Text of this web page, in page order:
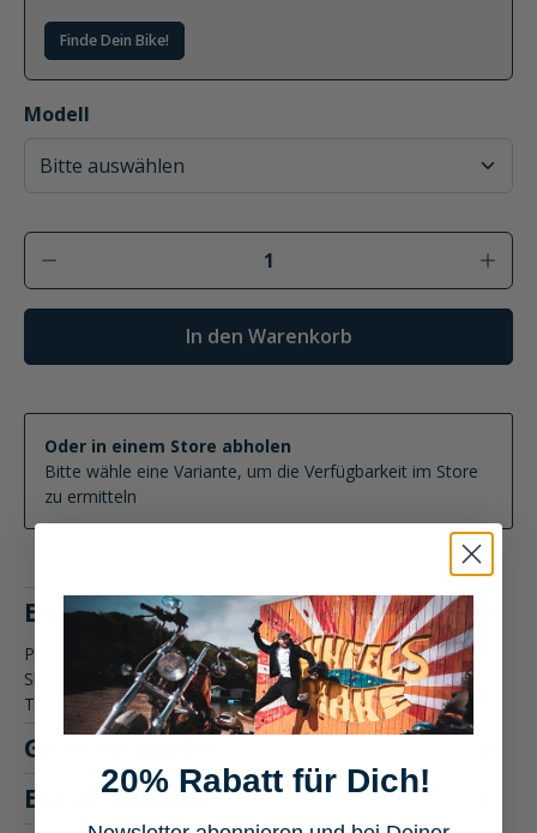
Finde Dein Bike!
Modell
auswählen
Produkt Anzahl: Gib den gewünschten
In den Warenkorb
Oder in einem Store abholen
Bitte wähle eine Variante, um die Verfügbarkeit im Store
zu ermitteln
Beschreibung
Produktbeschreibung: Shido Lithium Batterie Connect Die
Shido Lithium Batterie Connect kombiniert innovative
Technologie mit…Mehr
Größentabelle
Eigenschaften
20% Rabatt für Dich!